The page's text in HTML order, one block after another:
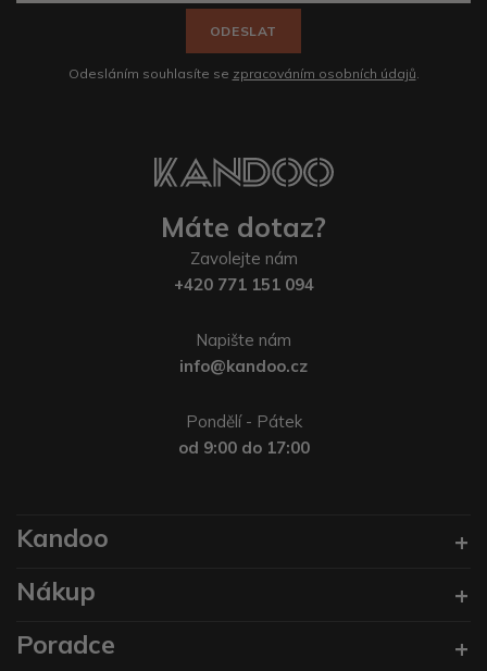
ODESLAT
Odesláním souhlasíte se zpracováním osobních údajů
Máte dotaz?
Zavolejte nám
+420 771 151 094
Napište nám
info@kandoo.cz
Pondělí - Pátek
od 9:00 do 17:00
Kandoo
Nákup
Poradce